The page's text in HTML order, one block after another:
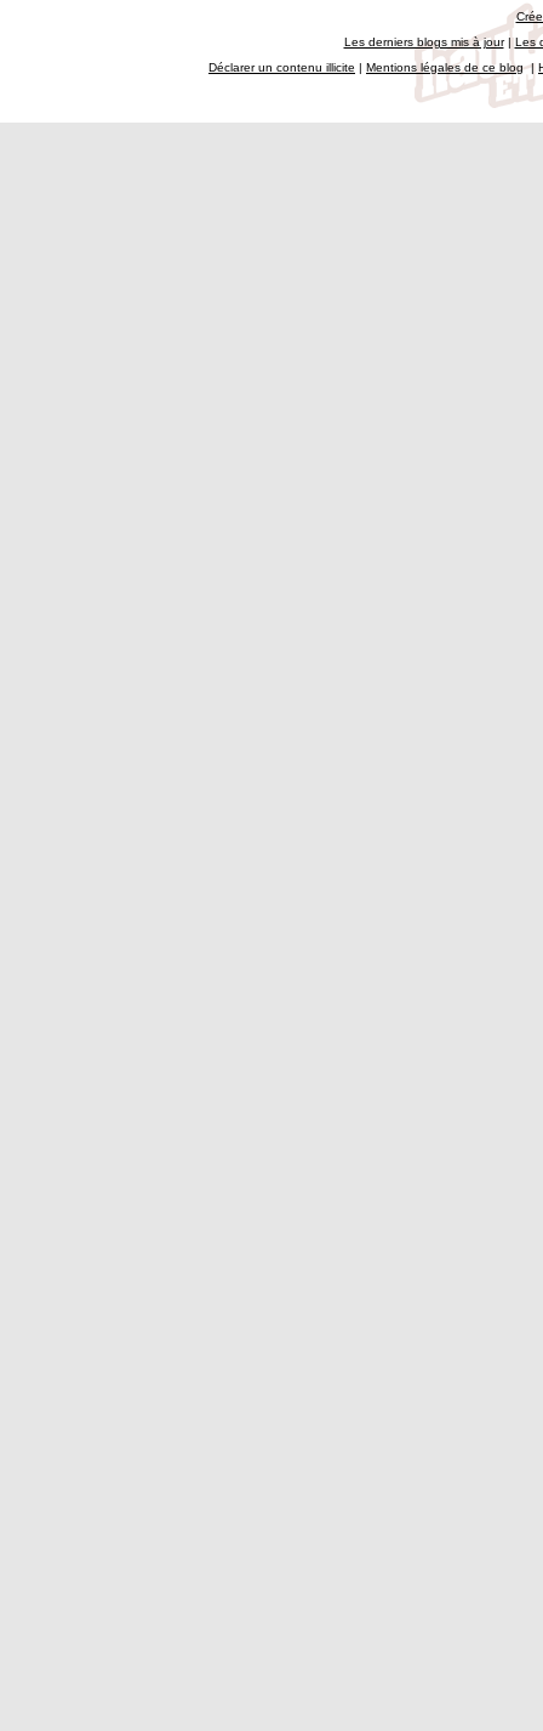
Les derniers blogs mis à jour|Les
Déclarer un contenu illicite | Mentions légales de ce blog|